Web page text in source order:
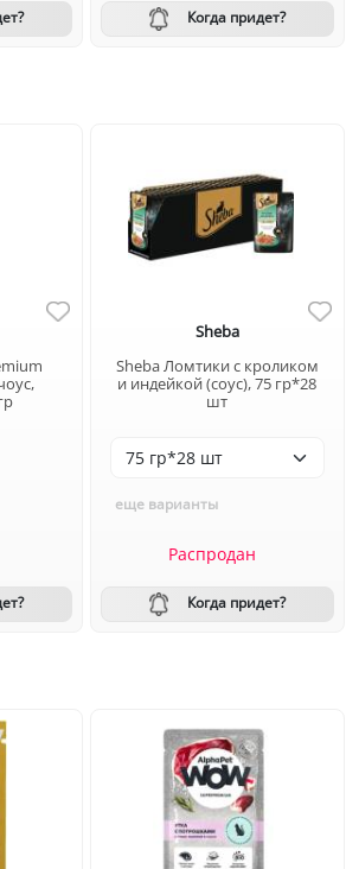
Когда придет?
Sheba
Sheba Ломтики с кроликом
и индейкой (соус), 75 гр*28
шт
еще варианты
Распродан
Когда придет?